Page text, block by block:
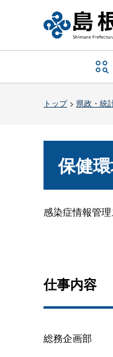
トップ> 県政・統
保健
感染症情報管
仕事内容
総務企画部